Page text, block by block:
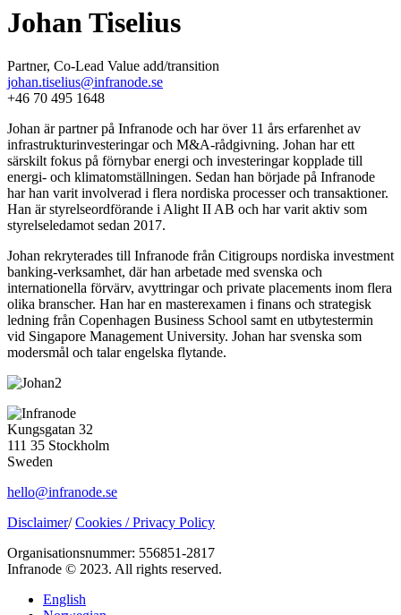
Johan Tiselius
Partner, Co-Lead Value add/transition
johan.tiselius@infranode.se
+46 70 495 1648
Johan är partner på Infranode och har över 11 års erfarenhet av
infrastrukturinvesteringar och M&A-rådgivning. Johan har ett
särskilt fokus på förnybar energi och investeringar kopplade till
energi- och klimatomställningen. Sedan han började på Infranode
har han varit involverad i flera nordiska processer och transaktioner.
Han är styrelseordförande i Alight II AB och har varit aktiv som
styrelseledamot sedan 2017.
Johan rekryterades till Infranode från Citigroups nordiska investment
banking-verksamhet, där han arbetade med svenska och
internationella förvärv, avyttringar och private placements inom flera
olika branscher. Han har en masterexamen i finans och strategisk
ledning från Copenhagen Business School samt en utbytestermin
vid Singapore Management University. Johan har svenska som
modersmål och talar engelska flytande.
Kungsgatan 32
111 35 Stockholm
Sweden
hello@infranode.se
Disclaimer/Cookies /Privacy Policy
Organisationsnummer: 556851-2817
Infranode © 2023. All rights reserved.
English